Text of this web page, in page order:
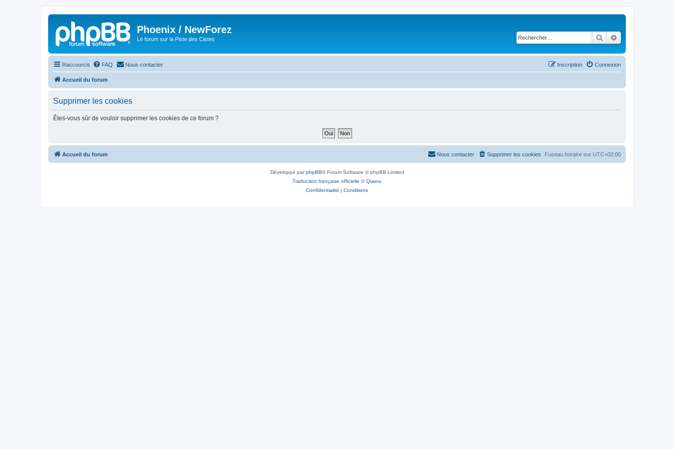
Phoenix / NewForez
Le forum sur la Piste des Cistes Rechercher
Raccourcis FAQ Nous contacter Connexion
Inscription
Accueil du forum
Supprimer les cookies
Êtes-vous sûr de vouloir supprimer les cookies de ce forum ?
Accueil du forum Fuseau horaire sur UTC+02:00
Supprimer les cookies
Nous contacter
Développé parphpBB® Forum Software © phpBB Limited
Traduction française officielle ©Qiaeru
Confidentialité | Conditions